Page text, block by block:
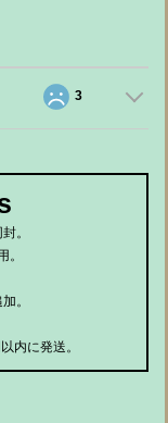
3
。
。
。
内に発送。